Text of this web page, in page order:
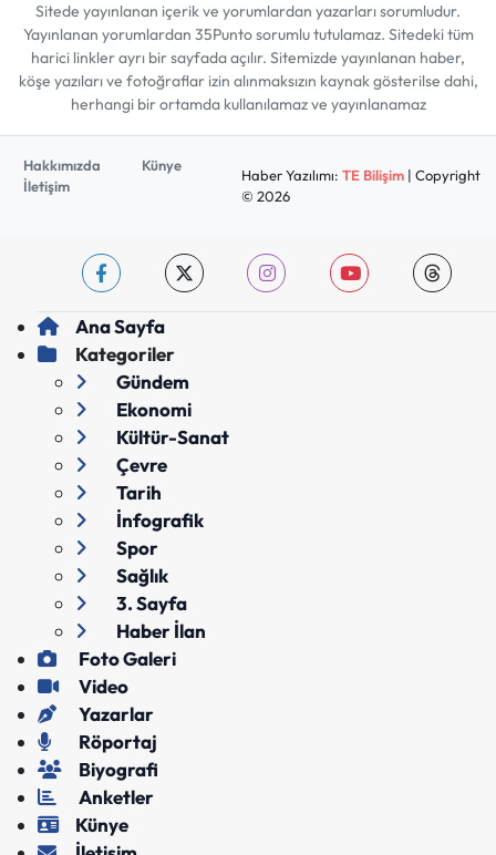
Sitede yayınlanan içerik ve yorumlardan yazarları sorumludur.
Yayınlanan yorumlardan 35Punto sorumlu tutulamaz. Sitedeki tüm
harici linkler ayrı bir sayfada açılır. Sitemizde yayınlanan haber,
köşe yazıları ve fotoğraflar izin alınmaksızın kaynak gösterilse dahi,
herhangi bir ortamda kullanılamaz ve yayınlanamaz
Hakkımızda
Künye
İletişim
Haber Yazılımı: TE Bilişim| Copyright
© 2026
Ana Sayfa
Kategoriler
Gündem
Ekonomi
Kültür-Sanat
Çevre
Tarih
İnfografik
Spor
Sağlık
3. Sayfa
Haber İlan
Foto Galeri
Video
Yazarlar
Röportaj
Biyografi
Anketler
Künye